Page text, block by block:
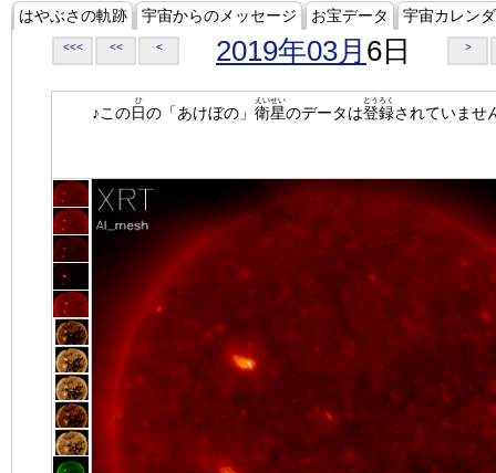
はやぶさの軌跡 宇宙からのメッセージ お宝データ 宇宙カレン
<<< << < 2019年03月 6日 >
♪この日
ひ
の「あけぼの」 衛星
えいせい
のデータは登録
とうろく
されていませ